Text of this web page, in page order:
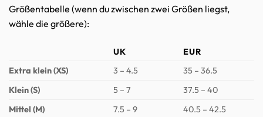
Größentabelle (wenn du zwischen zwei Größen liegst,
wähle die größere):
UK
EUR
Extra klein (XS)
3 – 4.5
35 – 36.5
Klein (S)
5 – 7
37.5 – 40
Mittel (M)
7.5 – 9 40.5 – 42.5